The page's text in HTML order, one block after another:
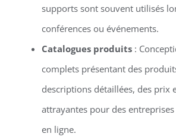
supports sont souvent utilisés
conférences ou événements.
Catalogues produits:
complets présentant des
descriptions détaillées, des prix
attrayantes pour des
en ligne.